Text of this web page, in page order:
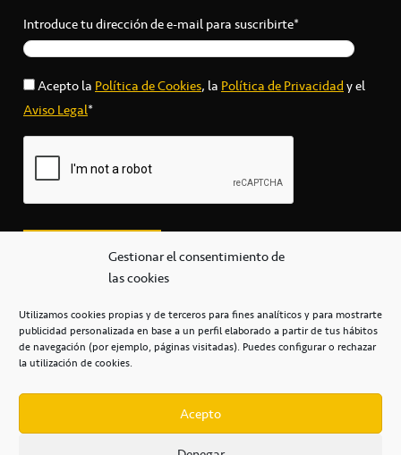
Gestionar el consentimiento de
las cookies
Utilizamos cookies propias y de terceros para fines analíticos y para mostrarte
publicidad personalizada en base a un perfil elaborado a partir de tus hábitos
de navegación (por ejemplo, páginas visitadas). Puedes configurar o rechazar
la utilización de cookies.
Acepto
Introduce tu dirección de e-mail para suscribirte*
Acepto laPolítica de Cookies, laPolítica de Privacidady el
Aviso Legal*
secretaria@cbcanarias.es
+34 922 253 684
Casa del Deporte / 38108 – La Laguna